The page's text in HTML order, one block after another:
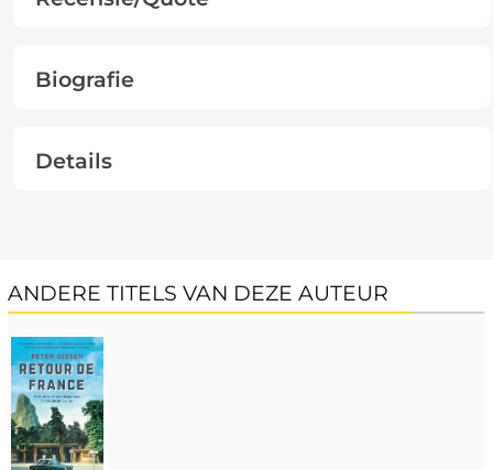
Biografie
Details
ANDERE TITELS VAN DEZE AUTEUR